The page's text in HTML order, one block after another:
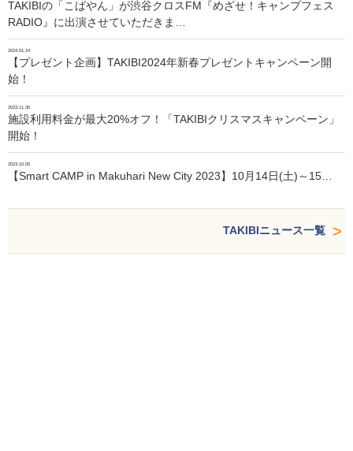
TAKIBIの「こばやん」が渋谷クロスFM『めざせ！キャンプフェス
RADIO』に出演させていただきま…
2024.01.24
【プレゼント企画】TAKIBI2024年新春プレゼントキャンペーン開
始！
2023.11.30
施設利用料金が最大20%オフ！「TAKIBIクリスマスキャンペーン」
開始！
2023.10.05
【Smart CAMP in Makuhari New City 2023】10月14日(土)～15…
TAKIBIニュース一覧